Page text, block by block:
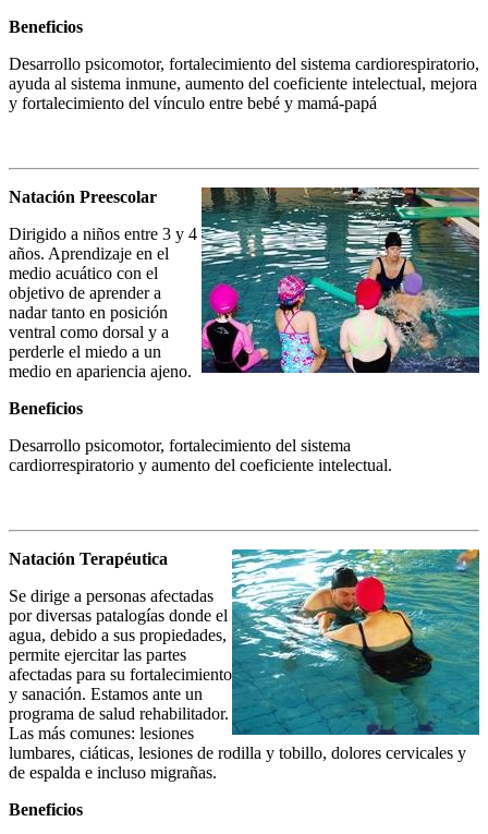
Beneficios
Desarrollo psicomotor, fortalecimiento del sistema cardiorespiratorio,
ayuda al sistema inmune, aumento del coeficiente intelectual, mejora
y fortalecimiento del vínculo entre bebé y mamá-papá
Natación Preescolar
Dirigido a niños entre 3 y 4
años. Aprendizaje en el
medio acuático con el
objetivo de aprender a
nadar tanto en posición
ventral como dorsal y a
perderle el miedo a un
medio en apariencia ajeno.
Beneficios
Desarrollo psicomotor, fortalecimiento del sistema
cardiorrespiratorio y aumento del coeficiente intelectual.
Natación Terapéutica
Se dirige a personas afectadas
por diversas patalogías donde el
agua, debido a sus propiedades,
permite ejercitar las partes
afectadas para su fortalecimiento
y sanación. Estamos ante un
programa de salud rehabilitador.
Las más comunes: lesiones
lumbares, ciáticas, lesiones de rodilla y tobillo, dolores cervicales y
de espalda e incluso migrañas.
Beneficios